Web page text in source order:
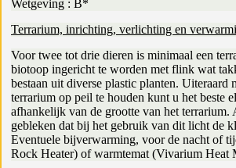
Wetgeving : B*
Terrarium, inrichting, verlichting en
Voor twee tot drie dieren is minimaal een
biotoop ingericht te worden met flink wat
bestaan uit diverse plastic planten.
terrarium op peil te houden kunt u het beste
afhankelijk van de grootte van het
gebleken dat bij het gebruik van dit licht de
Eventuele bijverwarming, voor de nacht of
Rock Heater) of warmtemat (Vivarium Heat